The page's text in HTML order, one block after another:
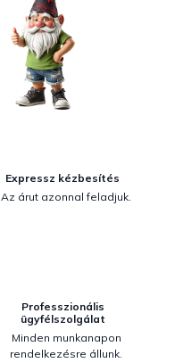
Expressz kézbesítés
Az árut azonnal feladjuk.
Professzionális
ügyfélszolgálat
Minden munkanapon
rendelkezésre állunk.